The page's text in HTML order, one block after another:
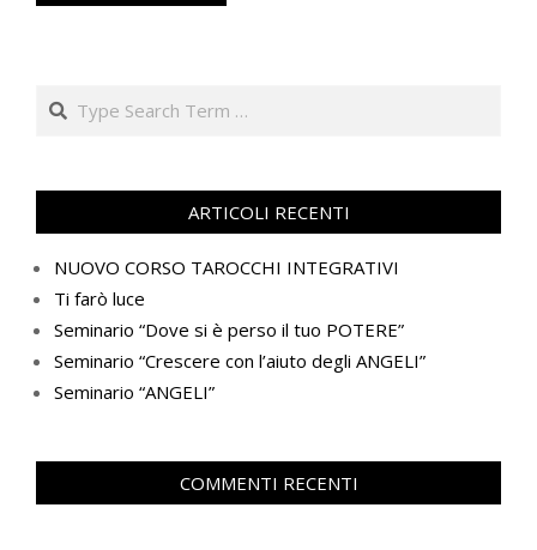
Search
ARTICOLI RECENTI
NUOVO CORSO TAROCCHI INTEGRATIVI
Ti farò luce
Seminario “Dove si è perso il tuo POTERE”
Seminario “Crescere con l’aiuto degli ANGELI”
Seminario “ANGELI”
COMMENTI RECENTI